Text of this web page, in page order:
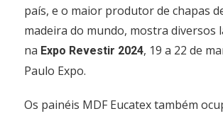
país, e o maior produtor de chapas
madeira do mundo, mostra diversos
na Expo Revestir 2024, 19 a 22 de
Paulo Expo.
Os painéis MDF Eucatex também